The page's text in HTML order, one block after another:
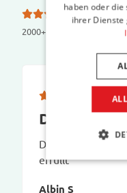
2000+ reviews
Das Bag
Das Bag hat den
erfüllt
Albin S
haben oder die
ihrer Dienste